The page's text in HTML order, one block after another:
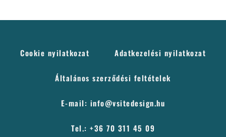
Cookie nyilatkozat Adatkezelési nyilatkozat
Általános szerződési feltételek
E-mail: info@vsitedesign.hu
Tel.: +36 70 311 45 09